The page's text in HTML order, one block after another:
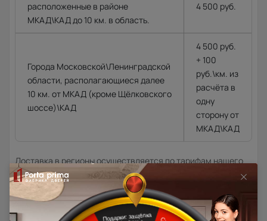
расположенные в районе
МКАД\КАД до 10 км. в область.
4 500 руб.
Города Московской\Ленинградской
области, располагающиеся далее
10 км. от МКАД (кроме Щёлковского
шоссе)\КАД
4 500 руб.
+ 100
руб.\км. из
расчёта в
одну
сторону от
МКАД\КАД
Доставка в регионы осуществляется по тарифам нашего
дилера в данном регионе или, при заказе через запрос с
сайта, отдельно рассчитывается менеджером интернет-
магазина.